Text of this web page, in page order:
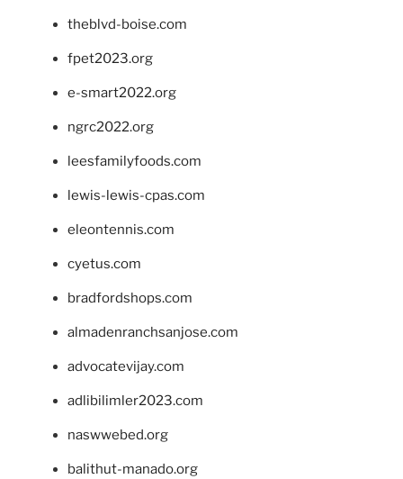
theblvd-boise.com
fpet2023.org
e-smart2022.org
ngrc2022.org
leesfamilyfoods.com
lewis-lewis-cpas.com
eleontennis.com
cyetus.com
bradfordshops.com
almadenranchsanjose.com
advocatevijay.com
adlibilimler2023.com
naswwebed.org
balithut-manado.org